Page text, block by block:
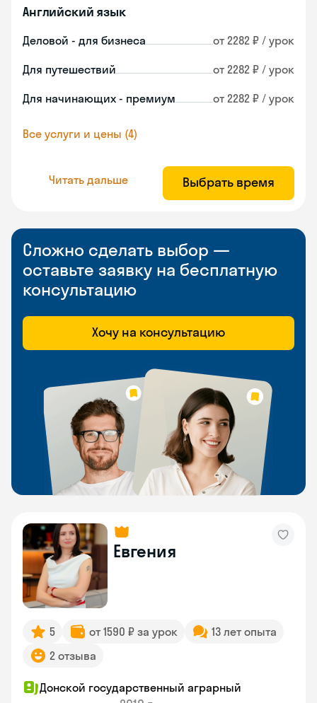
Английский язык
Деловой - для бизнеса от 2282 ₽ / урок
Для путешествий от 2282 ₽ / урок
Для начинающих - премиум от 2282 ₽ / урок
Все услуги и цены (4)
Читать дальше Выбрать время
Сложно сделать выбор —
оставьте заявку на бесплатную
консультацию
Хочу на консультацию
Евгения
5 от 1590 ₽ за урок
13 лет опыта
2 отзыва
Донской государственный аграрный